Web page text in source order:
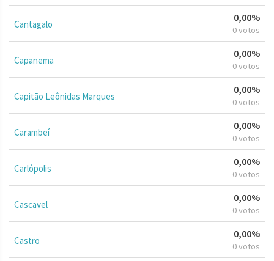
Cantagalo
0,00%
0 votos
Capanema
0,00%
0 votos
Capitão Leônidas Marques
0,00%
0 votos
Carambeí
0,00%
0 votos
Carlópolis
0,00%
0 votos
Cascavel
0,00%
0 votos
Castro
0,00%
0 votos